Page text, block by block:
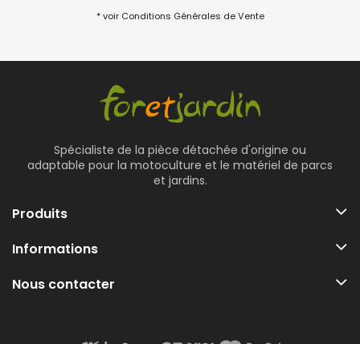
* voir Conditions Générales de Vente
Spécialiste de la pièce détachée d'origine ou
adaptable pour la motoculture et le matériel de parcs
et jardins.
Produits
Informations
Nous contacter